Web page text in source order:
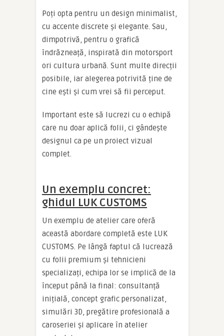
Poți opta pentru un design minimalist,
cu accente discrete și elegante. Sau,
dimpotrivă, pentru o grafică
îndrăzneață, inspirată din motorsport
ori cultura urbană. Sunt multe direcții
posibile, iar alegerea potrivită ține de
cine ești și cum vrei să fii perceput.
Important este să lucrezi cu o echipă
care nu doar aplică folii, ci gândește
designul ca pe un proiect vizual
complet.
Un exemplu concret:
ghidul LUK CUSTOMS
Un exemplu de atelier care oferă
această abordare completă este LUK
CUSTOMS. Pe lângă faptul că lucrează
cu folii premium și tehnicieni
specializați, echipa lor se implică de la
început până la final: consultanță
inițială, concept grafic personalizat,
simulări 3D, pregătire profesională a
caroseriei și aplicare în atelier